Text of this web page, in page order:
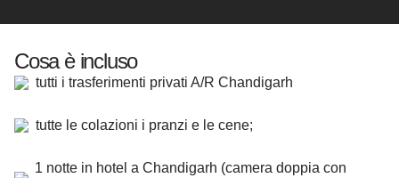
Cosa è incluso
tutti i trasferimenti privati A/R Chandigarh
tutte le colazioni i pranzi e le cene;
1 notte in hotel a Chandigarh (camera doppia con